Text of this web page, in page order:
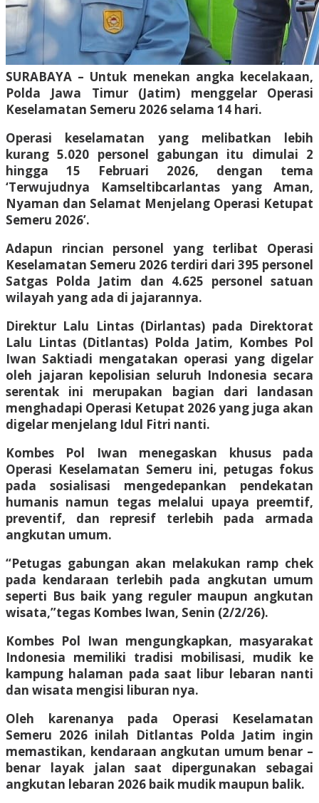
SURABAYA – Untuk menekan angka kecelakaan,
Polda Jawa Timur (Jatim) menggelar Operasi
Keselamatan Semeru 2026 selama 14 hari.
Operasi keselamatan yang melibatkan lebih
kurang 5.020 personel gabungan itu dimulai 2
hingga 15 Februari 2026, dengan tema
‘Terwujudnya Kamseltibcarlantas yang Aman,
Nyaman dan Selamat Menjelang Operasi Ketupat
Semeru 2026’.
Adapun rincian personel yang terlibat Operasi
Keselamatan Semeru 2026 terdiri dari 395 personel
Satgas Polda Jatim dan 4.625 personel satuan
wilayah yang ada di jajarannya.
Direktur Lalu Lintas (Dirlantas) pada Direktorat
Lalu Lintas (Ditlantas) Polda Jatim, Kombes Pol
Iwan Saktiadi mengatakan operasi yang digelar
oleh jajaran kepolisian seluruh Indonesia secara
serentak ini merupakan bagian dari landasan
menghadapi Operasi Ketupat 2026 yang juga akan
digelar menjelang Idul Fitri nanti.
Kombes Pol Iwan menegaskan khusus pada
Operasi Keselamatan Semeru ini, petugas fokus
pada sosialisasi mengedepankan pendekatan
humanis namun tegas melalui upaya preemtif,
preventif, dan represif terlebih pada armada
angkutan umum.
“Petugas gabungan akan melakukan ramp chek
pada kendaraan terlebih pada angkutan umum
seperti Bus baik yang reguler maupun angkutan
wisata,”tegas Kombes Iwan, Senin (2/2/26).
Kombes Pol Iwan mengungkapkan, masyarakat
Indonesia memiliki tradisi mobilisasi, mudik ke
kampung halaman pada saat libur lebaran nanti
dan wisata mengisi liburan nya.
Oleh karenanya pada Operasi Keselamatan
Semeru 2026 inilah Ditlantas Polda Jatim ingin
memastikan, kendaraan angkutan umum benar –
benar layak jalan saat dipergunakan sebagai
angkutan lebaran 2026 baik mudik maupun balik.